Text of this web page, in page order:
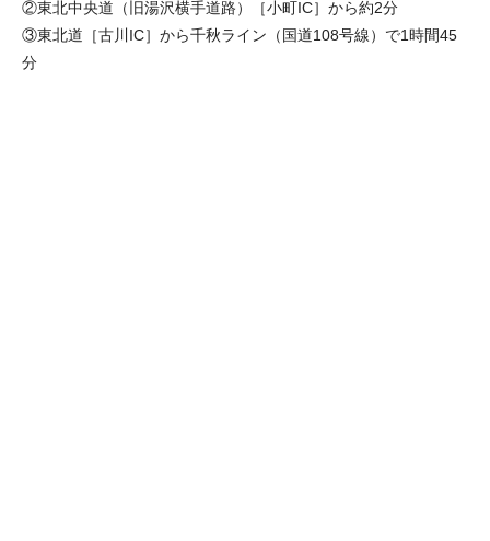
②東北中央道（旧湯沢横手道路）［小町IC］から約2分
③東北道［古川IC］から千秋ライン（国道108号線）で1時間45
分